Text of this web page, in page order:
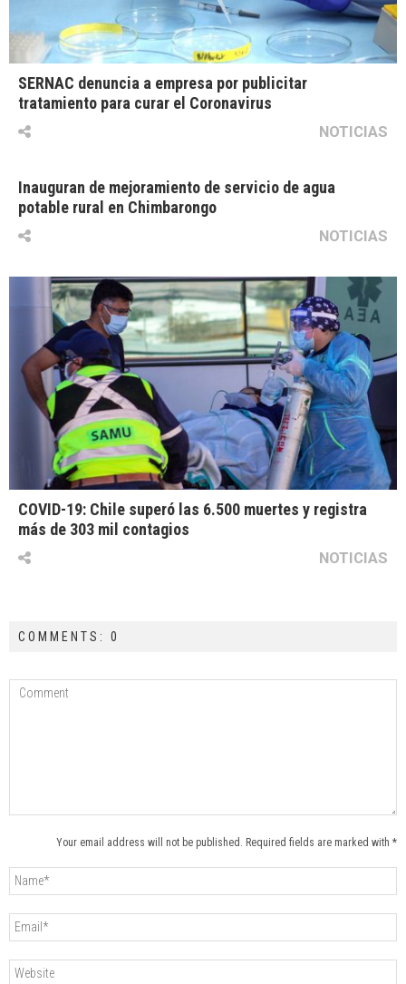
SERNAC denuncia a empresa por publicitar
tratamiento para curar el Coronavirus
NOTICIAS
Inauguran de mejoramiento de servicio de agua
potable rural en Chimbarongo
NOTICIAS
COVID-19: Chile superó las 6.500 muertes y registra
más de 303 mil contagios
NOTICIAS
COMMENTS: 0
Your email address will not be published. Required fields are marked with *